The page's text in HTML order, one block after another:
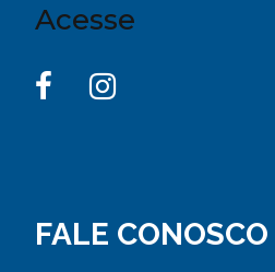
Acesse
FALE CONOSCO